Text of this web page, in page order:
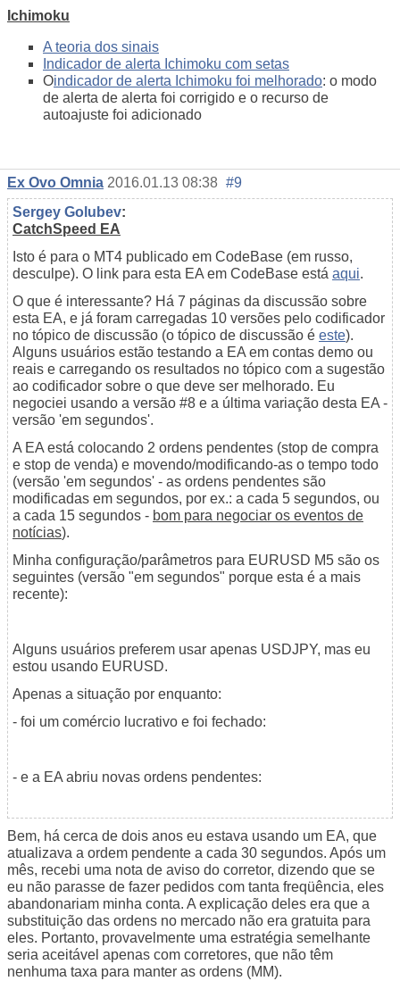
Ichimoku
A teoria dos sinais
Indicador de alerta Ichimoku com setas
Oindicador de alerta Ichimoku foi melhorado: o modo
de alerta de alerta foi corrigido e o recurso de
autoajuste foi adicionado
Ex Ovo Omnia 2016.01.13 08:38 #9
Sergey Golubev:
CatchSpeed EA
Isto é para o MT4 publicado em CodeBase (em russo,
desculpe). O link para esta EA em CodeBase está aqui.
O que é interessante? Há 7 páginas da discussão sobre
esta EA, e já foram carregadas 10 versões pelo codificador
no tópico de discussão (o tópico de discussão é este).
Alguns usuários estão testando a EA em contas demo ou
reais e carregando os resultados no tópico com a sugestão
ao codificador sobre o que deve ser melhorado. Eu
negociei usando a versão #8 e a última variação desta EA -
versão 'em segundos'.
A EA está colocando 2 ordens pendentes (stop de compra
e stop de venda) e movendo/modificando-as o tempo todo
(versão 'em segundos' - as ordens pendentes são
modificadas em segundos, por ex.: a cada 5 segundos, ou
a cada 15 segundos - bom para negociar os eventos de
notícias).
Minha configuração/parâmetros para EURUSD M5 são os
seguintes (versão "em segundos" porque esta é a mais
recente):
Alguns usuários preferem usar apenas USDJPY, mas eu
estou usando EURUSD.
Apenas a situação por enquanto:
- foi um comércio lucrativo e foi fechado:
- e a EA abriu novas ordens pendentes:
Bem, há cerca de dois anos eu estava usando um EA, que
atualizava a ordem pendente a cada 30 segundos. Após um
mês, recebi uma nota de aviso do corretor, dizendo que se
eu não parasse de fazer pedidos com tanta freqüência, eles
abandonariam minha conta. A explicação deles era que a
substituição das ordens no mercado não era gratuita para
eles. Portanto, provavelmente uma estratégia semelhante
seria aceitável apenas com corretores, que não têm
nenhuma taxa para manter as ordens (MM).